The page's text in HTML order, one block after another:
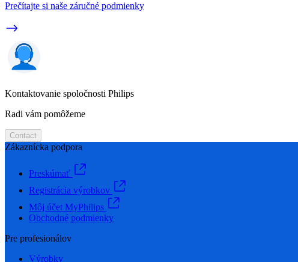
Prečítajte si naše záručné podmienky
Kontaktovanie spoločnosti Philips
Radi vám pomôžeme
Contact
Zákaznícka podpora
Preskúmať
Registrácia výrobkov
Môj účet MyPhilips
Obchodné podmienky
Pre profesionálov
Výrobky